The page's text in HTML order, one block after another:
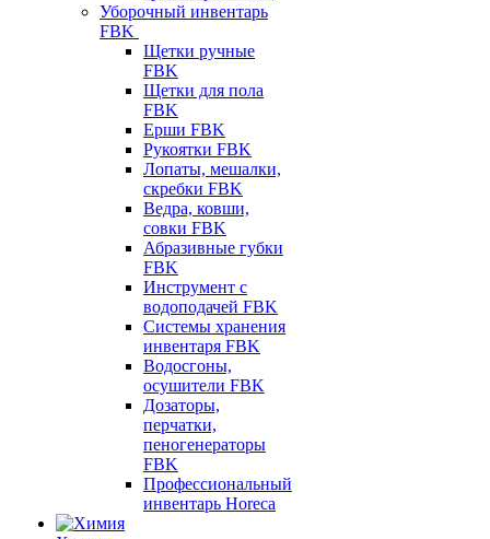
Уборочный инвентарь
FBK
Щетки ручные
FBK
Щетки для пола
FBK
Ерши FBK
Рукоятки FBK
Лопаты, мешалки,
скребки FBK
Ведра, ковши,
совки FBK
Абразивные губки
FBK
Инструмент с
водоподачей FBK
Системы хранения
инвентаря FBK
Водосгоны,
осушители FBK
Дозаторы,
перчатки,
пеногенераторы
FBK
Профессиональный
инвентарь Horeca